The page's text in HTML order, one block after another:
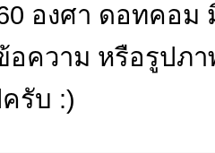
องศา ดอทคอม
อความ หรือรูปภ
รับ :)